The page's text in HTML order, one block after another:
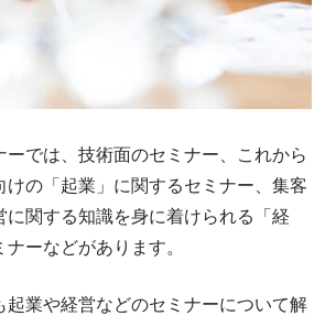
ーでは、技術面のセミナー、これから
けの「起業」に関するセミナー、集客
に関する知識を身に着けられる「経
ーなどがあります。
起業や経営などのセミナーについて解